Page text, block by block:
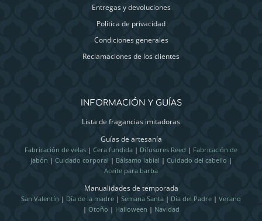
Entregas y devoluciones
Política de privacidad
Condiciones generales
Reclamaciones de los clientes
INFORMACIÓN Y GUÍAS
Lista de fragancias imitadoras
Guías de artesanía
Fabricación de velas | Cera fundida | Difusores Reed | Fabricación de
jabón | Cuidado corporal | Bálsamo labial | Cuidado del cabello |
Aceite para barba
Manualidades de temporada
San Valentín | Día de la madre | Semana Santa | Día del Padre | Verano
| Otoño | Halloween | Navidad